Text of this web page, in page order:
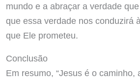
mundo e a abraçar a verdade
que essa verdade nos conduzirá à
que Ele prometeu.
Conclusão
Em resumo, “Jesus é o caminho,